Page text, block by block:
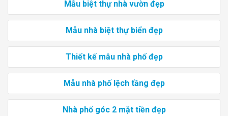
Mẫu biệt thự nhà vườn đẹp
Mẫu nhà biệt thự biển đẹp
Thiết kế mẫu nhà phố đẹp
Mẫu nhà phố lệch tầng đẹp
Nhà phố góc 2 mặt tiền đẹp